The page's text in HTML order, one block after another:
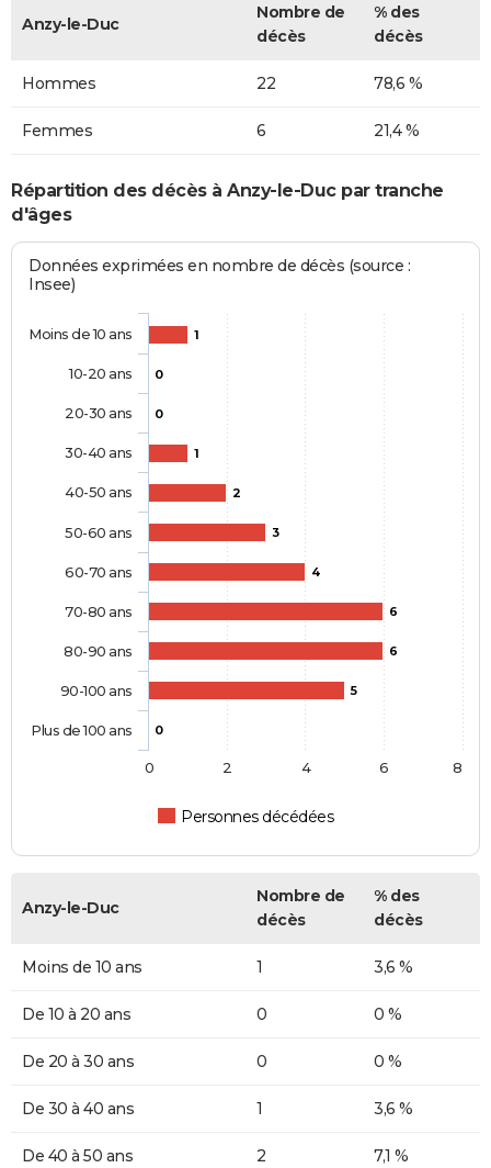
Anzy-le-Duc
Nombre de
décès
% des
décès
Hommes 22 78,6 %
Femmes 6 21,4 %
Répartition des décès à Anzy-le-Duc par tranche
d'âges
Données exprimées en nombre de décès (source :
Insee)
1
0
0
1
2
3
4
6
6
5
0
Personnes décédées
Moins de 10 ans
10-20 ans
20-30 ans
30-40 ans
40-50 ans
50-60 ans
60-70 ans
70-80 ans
80-90 ans
90-100 ans
Plus de 100 ans
0 2 4 6 8
Anzy-le-Duc
Nombre de
décès
% des
décès
Moins de 10 ans 1 3,6 %
De 10 à 20 ans 0 0 %
De 20 à 30 ans 0 0 %
De 30 à 40 ans 1 3,6 %
De 40 à 50 ans 2 7,1 %